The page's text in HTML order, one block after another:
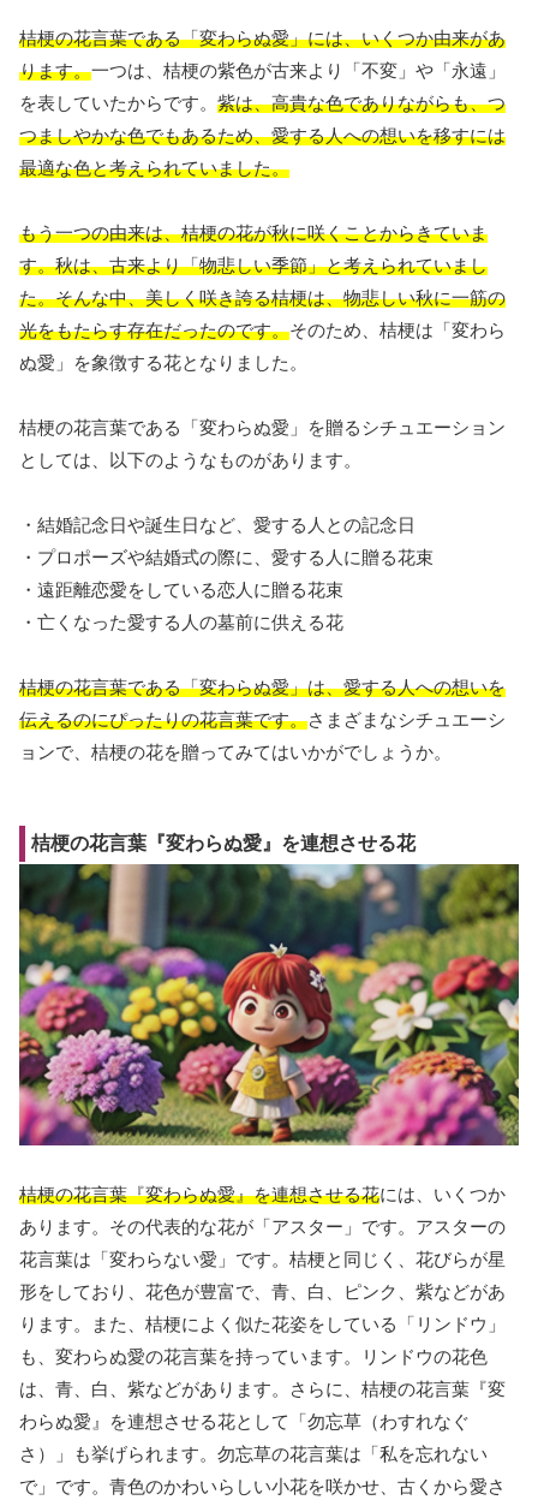
桔梗の花言葉である「変わらぬ愛」には、いくつか由来があ
ります。一つは、桔梗の紫色が古来より「不変」や「永遠」
を表していたからです。 紫は、高貴な色でありながらも、つ
つましやかな色でもあるため、愛する人への想いを移すには
最適な色と考えられていました。
もう一つの由来は、桔梗の花が秋に咲くことからきていま
す。秋は、古来より「物悲しい季節」と考えられていまし
た。そんな中、美しく咲き誇る桔梗は、物悲しい秋に一筋の
光をもたらす存在だったのです。そのため、桔梗は「変わら
ぬ愛」を象徴する花となりました。
桔梗の花言葉である「変わらぬ愛」を贈るシチュエーション
としては、以下のようなものがあります。
・結婚記念日や誕生日など、愛する人との記念日
・プロポーズや結婚式の際に、愛する人に贈る花束
・遠距離恋愛をしている恋人に贈る花束
・亡くなった愛する人の墓前に供える花
桔梗の花言葉である「変わらぬ愛」は、愛する人への想いを
伝えるのにぴったりの花言葉です。さまざまなシチュエーシ
ョンで、桔梗の花を贈ってみてはいかがでしょうか。
桔梗の花言葉『変わらぬ愛』を連想させる花
桔梗の花言葉『変わらぬ愛』を連想させる花には、いくつか
あります。その代表的な花が「アスター」です。アスターの
花言葉は「変わらない愛」です。桔梗と同じく、花びらが星
形をしており、花色が豊富で、青、白、ピンク、紫などがあ
ります。また、桔梗によく似た花姿をしている「リンドウ」
も、変わらぬ愛の花言葉を持っています。リンドウの花色
は、青、白、紫などがあります。さらに、桔梗の花言葉『変
わらぬ愛』を連想させる花として「勿忘草（わすれなぐ
さ）」も挙げられます。勿忘草の花言葉は「私を忘れない
で」です。青色のかわいらしい小花を咲かせ、古くから愛さ